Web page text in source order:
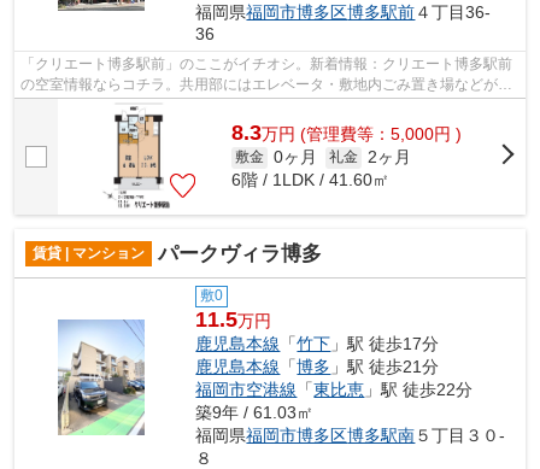
福岡県福岡市博多区博多駅前４丁目36-
36
「クリエート博多駅前」のここがイチオシ。新着情報：クリエート博多駅前
の空室情報ならコチラ。共用部にはエレベータ・敷地内ごみ置き場などが揃
っております。デザイナーズ物件は独...
8.3万円 (管理費等：5,000円 )
敷金 0ヶ月 礼金 2ヶ月
6階 / 1LDK / 41.60㎡
賃貸 | マンション パークヴィラ博多
敷0
11.5万円
鹿児島本線 「竹下 」駅 徒歩17分
鹿児島本線 「博多 」駅 徒歩21分
福岡市空港線 「東比恵 」駅 徒歩22分
築9年 / 61.03㎡
福岡県福岡市博多区博多駅南５丁目３０-
８